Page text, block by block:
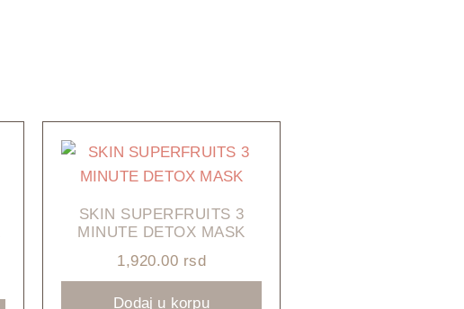
SKIN SUPERFRUITS 3
MINUTE DETOX MASK
1,920.00 rsd
Dodaj u korpu